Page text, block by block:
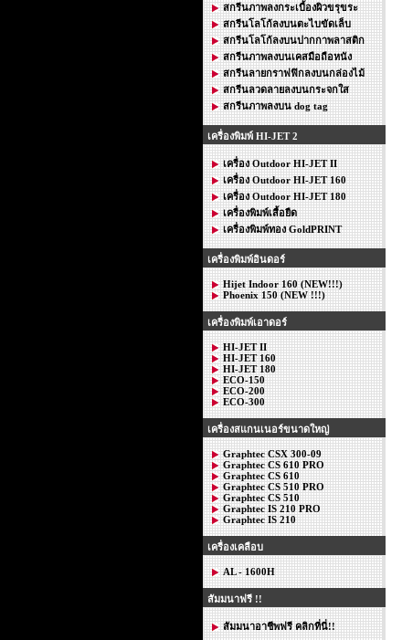
สกรีนภาพลงกระเบื้องผิวขรุขระ
สกรีนโลโก้ลงบนตะไบขัดเล็บ
สกรีนโลโก้ลงบนปากกาพลาสติก
สกรีนภาพลงบนเคสมือถือหนัง
สกรีนลายกราฟฟิกลงบนกล่องไม้
สกรีนลวดลายลงบนกระจกใส
สกรีนภาพลงบน dog tag
เครื่องพิมพ์ HI-JET 2
เครื่อง Outdoor HI-JET II
เครื่อง Outdoor HI-JET 160
เครื่อง Outdoor HI-JET 180
เครื่องพิมพ์เสื้อยืด
เครื่องพิมพ์ทอง GoldPRINT
เครื่องพิมพ์อินดอร์
Hijet Indoor 160 (NEW!!!)
Phoenix 150 (NEW !!!)
เครื่องพิมพ์เอาดอร์
HI-JET II
HI-JET 160
HI-JET 180
ECO-150
ECO-200
ECO-300
เครื่องสแกนเนอร์ขนาดใหญ่
Graphtec CSX 300-09
Graphtec CS 610 PRO
Graphtec CS 610
Graphtec CS 510 PRO
Graphtec CS 510
Graphtec IS 210 PRO
Graphtec IS 210
เครื่องเคลือบ
AL - 1600H
สัมมนาฟรี !!
สัมมนาอาชีพฟรี คลิกที่นี่!!